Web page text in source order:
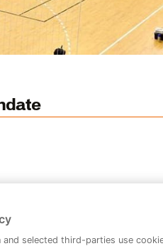
and selected third-parties use